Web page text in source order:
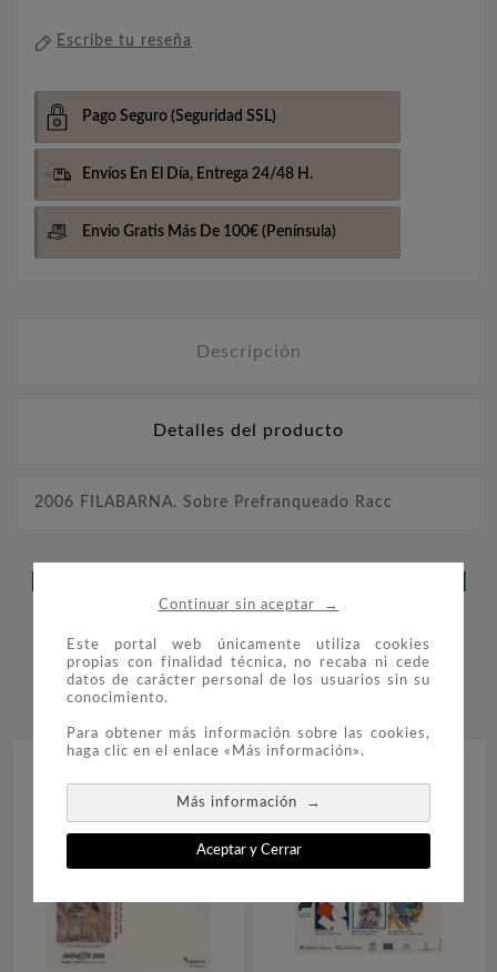
Continuar sin aceptar →
Este portal web únicamente utiliza cookies
propias con finalidad técnica, no recaba ni cede
datos de carácter personal de los usuarios sin su
conocimiento.
Para obtener más información sobre las cookies,
haga clic en el enlace «Más información».
Más información →
Aceptar y Cerrar
Escribe tu reseña
Pago Seguro (Seguridad SSL)
Envíos En El Día, Entrega 24/48 H.
Envio Gratis Más De 100€ (Península)
Descripción
Detalles del producto
2006 FILABARNA. Sobre Prefranqueado Racc
COMPRARON: